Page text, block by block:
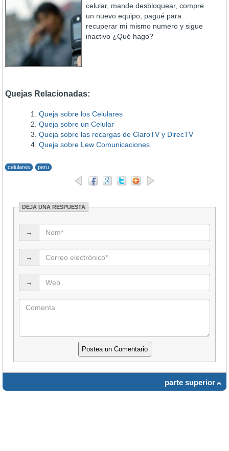
celular, mande desbloquear, compre
un nuevo equipo, pagué para
recuperar mi mismo numero y sigue
inactivo ¿Qué hago?
Quejas Relacionadas:
Queja sobre los Celulares
Queja sobre un Celular
Queja sobre las recargas de ClaroTV y DirecTV
Queja sobre Lew Comunicaciones
celulares peru
DEJA UNA RESPUESTA
→
→
→
parte superior